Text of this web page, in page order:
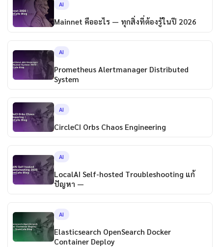
AI
Mainnet คืออะไร — ทุกสิ่งที่ต้องรู้ในปี 2026
AI
Prometheus Alertmanager Distributed
System
AI
CircleCI Orbs Chaos Engineering
AI
LocalAI Self-hosted Troubleshooting แก้
ปัญหา —
AI
Elasticsearch OpenSearch Docker
Container Deploy